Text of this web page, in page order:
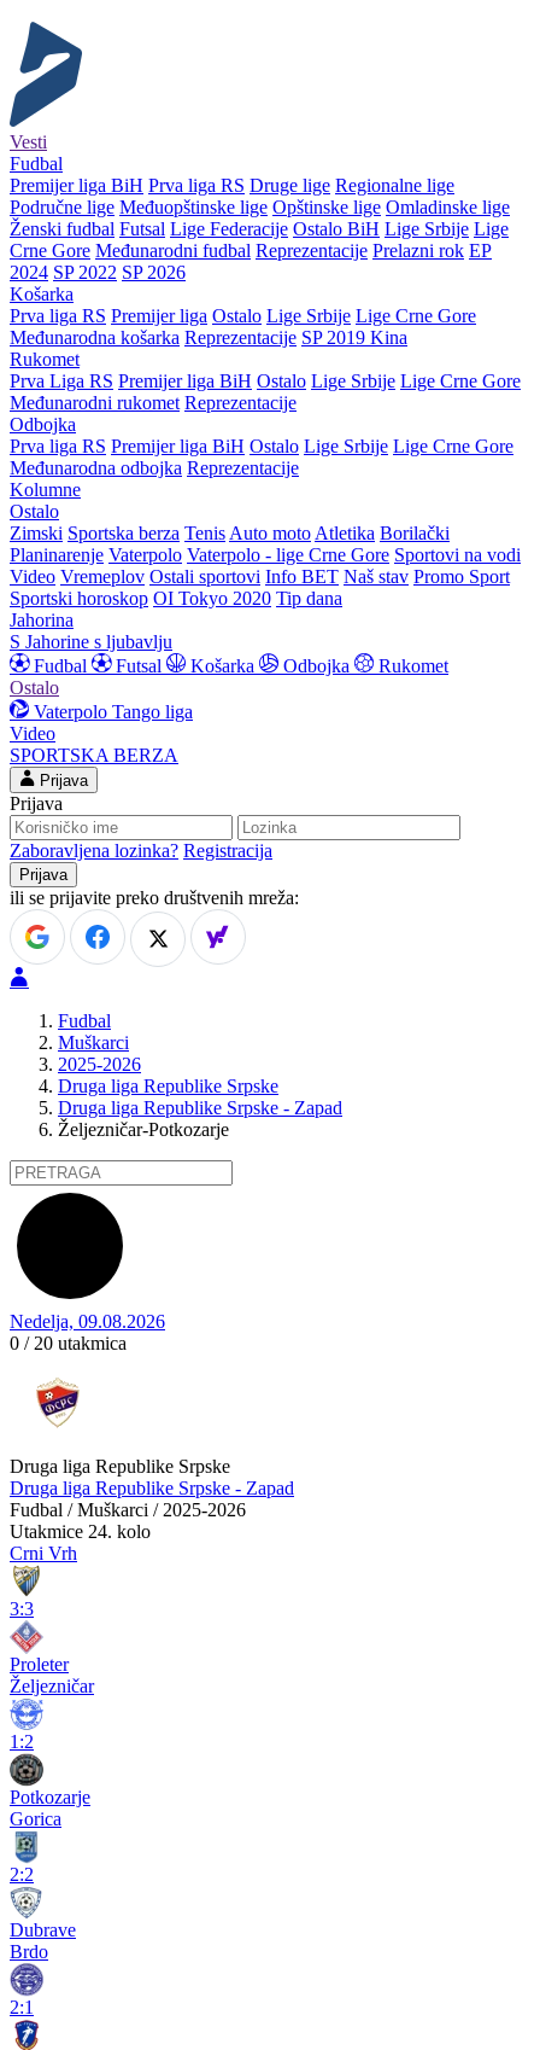
Vesti
Fudbal
Premijer liga BiH Prva liga RS Druge lige Regionalne lige
Područne lige Međuopštinske lige Opštinske lige Omladinske lige
Ženski fudbal Futsal Lige Federacije Ostalo BiH Lige Srbije Lige
Crne Gore Međunarodni fudbal Reprezentacije Prelazni rok EP
2024 SP 2022 SP 2026
Košarka
Prva liga RS Premijer liga Ostalo Lige Srbije Lige Crne Gore
Međunarodna košarka Reprezentacije SP 2019 Kina
Rukomet
Prva Liga RS Premijer liga BiH Ostalo Lige Srbije Lige Crne Gore
Međunarodni rukomet Reprezentacije
Odbojka
Prva liga RS Premijer liga BiH Ostalo Lige Srbije Lige Crne Gore
Međunarodna odbojka Reprezentacije
Kolumne
Ostalo
Zimski Sportska berza Tenis Auto moto Atletika Borilački
Planinarenje Vaterpolo Vaterpolo - lige Crne Gore Sportovi na vodi
Video Vremeplov Ostali sportovi Info BET Naš stav Promo Sport
Sportski horoskop OI Tokyo 2020 Tip dana
Jahorina
S Jahorine s ljubavlju
Fudbal
Futsal Košarka Odbojka
Rukomet
Ostalo
Vaterpolo Tango liga
Video
SPORTSKA BERZA
Prijava
Prijava
Zaboravljena lozinka? Registracija
ili se prijavite preko društvenih mreža:
Fudbal
Muškarci
2025-2026
Druga liga Republike Srpske
Druga liga Republike Srpske - Zapad
Željezničar-Potkozarje
Nedelja, 09.08.2026
0 / 20 utakmica
Druga liga Republike Srpske
Druga liga Republike Srpske - Zapad
Fudbal / Muškarci / 2025-2026
Utakmice 24. kolo
Crni Vrh
3:3
Proleter
Željezničar
1:2
Potkozarje
Gorica
2:2
Dubrave
Brdo
2:1